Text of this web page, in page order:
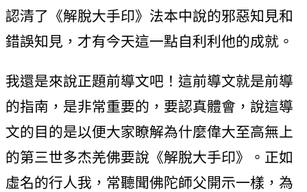
認清了《解脫大手印》法本中說的邪惡知見和
錯誤知見，才有今天這一點自利利他的成就。
我還是來說正題前導文吧！這前導文就是前導
的指南，是非常重要的，要認真體會，說這導
文的目的是以便大家瞭解為什麼偉大至高無上
的第三世多杰羌佛要說《解脫大手印》。正如
虛名的行人我，常聽聞佛陀師父開示一樣，為